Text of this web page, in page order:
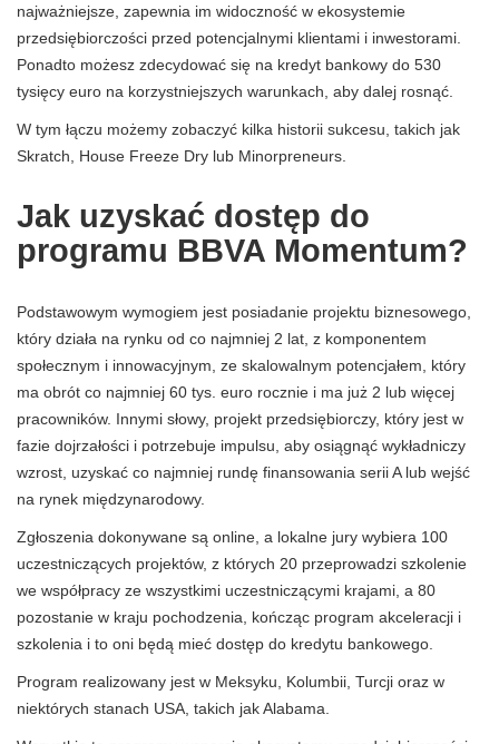
najważniejsze, zapewnia im widoczność w ekosystemie
przedsiębiorczości przed potencjalnymi klientami i inwestorami.
Ponadto możesz zdecydować się na kredyt bankowy do 530
tysięcy euro na korzystniejszych warunkach, aby dalej rosnąć.
W tym łączu możemy zobaczyć kilka historii sukcesu, takich jak
Skratch, House Freeze Dry lub Minorpreneurs.
Jak uzyskać dostęp do
programu BBVA Momentum?
Podstawowym wymogiem jest posiadanie projektu biznesowego,
który działa na rynku od co najmniej 2 lat, z komponentem
społecznym i innowacyjnym, ze skalowalnym potencjałem, który
ma obrót co najmniej 60 tys. euro rocznie i ma już 2 lub więcej
pracowników. Innymi słowy, projekt przedsiębiorczy, który jest w
fazie dojrzałości i potrzebuje impulsu, aby osiągnąć wykładniczy
wzrost, uzyskać co najmniej rundę finansowania serii A lub wejść
na rynek międzynarodowy.
Zgłoszenia dokonywane są online, a lokalne jury wybiera 100
uczestniczących projektów, z których 20 przeprowadzi szkolenie
we współpracy ze wszystkimi uczestniczącymi krajami, a 80
pozostanie w kraju pochodzenia, kończąc program akceleracji i
szkolenia i to oni będą mieć dostęp do kredytu bankowego.
Program realizowany jest w Meksyku, Kolumbii, Turcji oraz w
niektórych stanach USA, takich jak Alabama.